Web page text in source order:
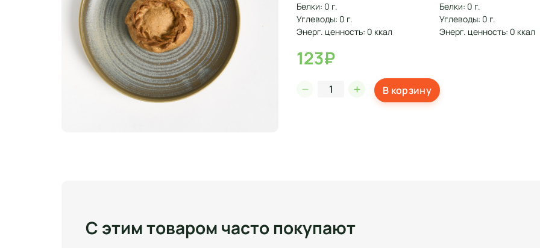
Белки: 0 г.
Углеводы: 0 г.
Энерг. ценность: 0 ккал
Белки: 0 г.
Углеводы: 0 г.
Энерг. ценность: 0 ккал
123₽
В корзину
С этим товаром часто покупают